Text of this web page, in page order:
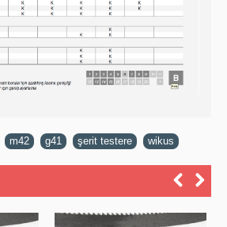
m42 g41 şerit testere wikus